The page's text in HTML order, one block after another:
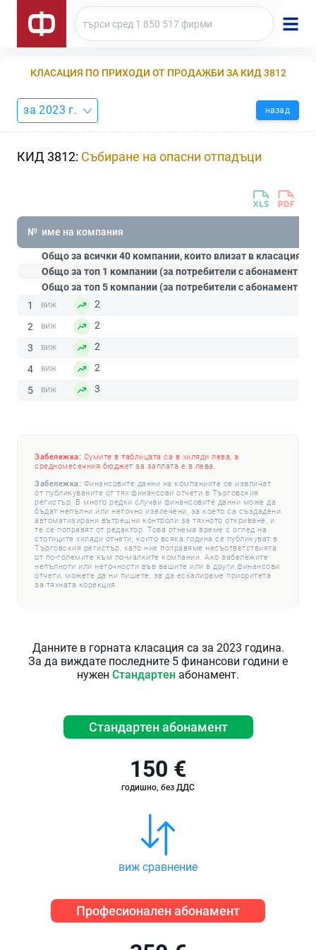
КЛАСАЦИЯ ПО ПРИХОДИ ОТ ПРОДАЖБИ ЗА КИД 3812
за 2023 г. назад
КИД 3812: Събиране на опасни отпадъци
№ име на компания
Общо за всички 40 компании, които влизат в класацията:
Общо за топ 1 компании (за потребители с абонамент
Общо за топ 5 компании (за потребители с абонамент
1
2
2
2
3
2
4
2
5
3
Забележка: Сумите в таблицата са в хиляди лева, а
средномесечния бюджет за заплата е в лева.
Забележка: Финансовите данни на компаниите се извличат
от публикуваните от тях финансови отчети в Търговския
регистър. В много редки случаи финансовите данни може да
бъдат непълни или неточно извлечени, за което са създадени
автоматизирани вътрешни контроли за тяхното откриване, и
те се поправят от редактор. Това отнема време с оглед на
стотиците хиляди отчети, които всяка година се публикуват в
Търговския регистър, като ние поправяме несъответствията
от по-големите към по-малките компании. Ако забележите
непълноти или неточности във вашите или в други финансови
отчети, можете да ни пишете, за да ескалираме приоритета
за тяхната корекция.
Данните в горната класация са за 2023 година.
За да виждате последните 5 финансови години е
нужен Стандартен абонамент.
Стандартен абонамент
150 €
годишно, без ДДС
виж сравнение
Професионален абонамент